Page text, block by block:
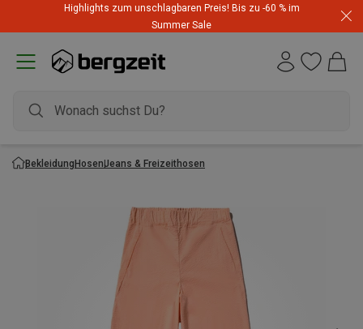
Highlights zum unschlagbaren Preis! Bis zu -60 % im
Summer Sale
BekleidungHosenJeans & Freizeithosen